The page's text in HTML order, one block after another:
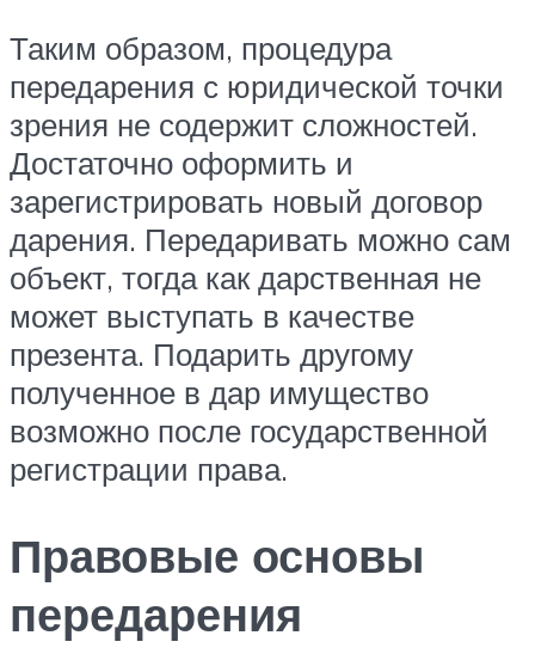
Таким образом, процедура
передарения с юридической точки
зрения не содержит сложностей.
Достаточно оформить и
зарегистрировать новый договор
дарения. Передаривать можно сам
объект, тогда как дарственная не
может выступать в качестве
презента. Подарить другому
полученное в дар имущество
возможно после государственной
регистрации права.
Правовые основы
передарения